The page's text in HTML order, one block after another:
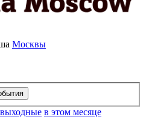
Москвы
в этом месяце